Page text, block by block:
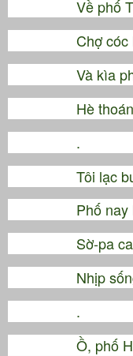
Về phố
Chợ
Và kìa
Hè
.
Tôi lạc
Phố
Sờ-pa
Nhịp
.
Ồ, phố